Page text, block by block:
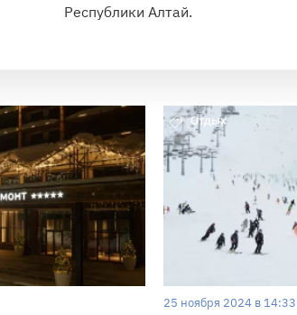
Республики Алтай.
Отдых
25 ноября 2024 в 14:33